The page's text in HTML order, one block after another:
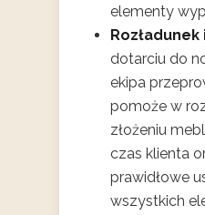
elementy
dotarciu do
ekipa
pomoże w
złożeniu
czas klienta
prawidłowe
wszystkich